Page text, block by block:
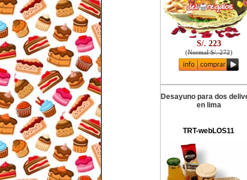
S/. 223
(Normal S/. 272)
Desayuno para dos
en lima
TRT-webLOS11